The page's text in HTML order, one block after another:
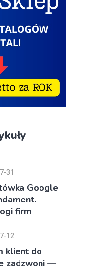
31
Google
firm
12
klient do
zadzwoni —